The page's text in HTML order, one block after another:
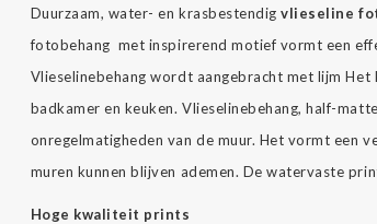
Duurzaam, water- en krasbestendigvlieseline
fotobehang met inspirerend motief vormt een
Vlieselinebehang wordt aangebracht met lijm
badkamer en keuken. Vlieselinebehang, half-
onregelmatigheden van de muur. Het vormt een
muren kunnen blijven ademen. De watervaste
Hoge kwaliteit prints